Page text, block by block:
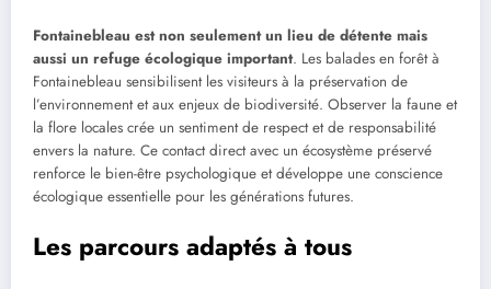
Fontainebleau est non seulement un lieu de détente mais
aussi un refuge écologique important. Les balades en forêt à
Fontainebleau sensibilisent les visiteurs à la préservation de
l’environnement et aux enjeux de biodiversité. Observer la faune et
la flore locales crée un sentiment de respect et de responsabilité
envers la nature. Ce contact direct avec un écosystème préservé
renforce le bien-être psychologique et développe une conscience
écologique essentielle pour les générations futures.
Les parcours adaptés à tous